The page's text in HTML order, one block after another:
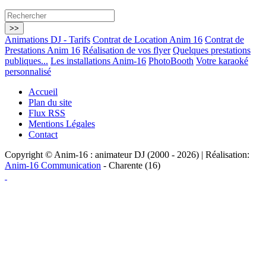
Animations DJ - Tarifs Contrat de Location Anim 16 Contrat de
Prestations Anim 16 Réalisation de vos flyer Quelques prestations
publiques... Les installations Anim-16 PhotoBooth Votre karaoké
personnalisé
Accueil
Plan du site
Flux RSS
Mentions Légales
Contact
Copyright © Anim-16 : animateur DJ (2000 - 2026) | Réalisation:
Anim-16 Communication - Charente (16)